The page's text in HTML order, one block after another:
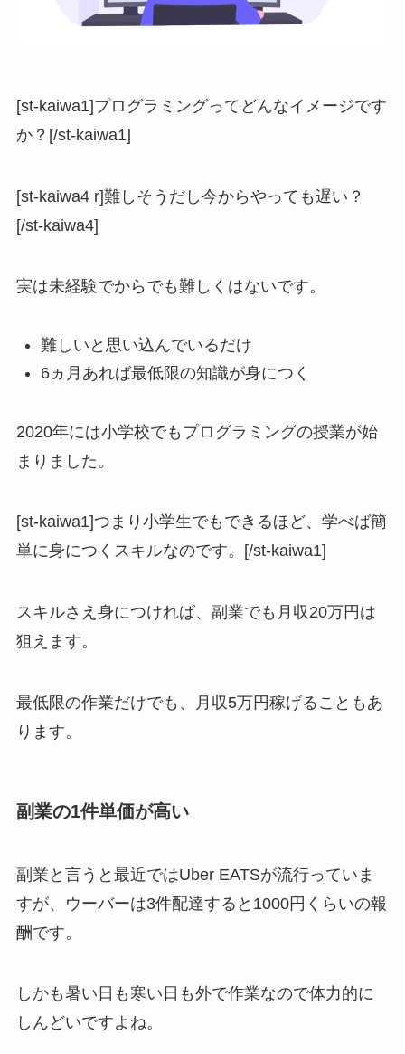
[st-kaiwa1]プログラミングってどんなイメージです
か？[/st-kaiwa1]
[st-kaiwa4 r]難しそうだし今からやっても遅い？
[/st-kaiwa4]
実は未経験でからでも難しくはないです。
難しいと思い込んでいるだけ
6ヵ月あれば最低限の知識が身につく
2020年には小学校でもプログラミングの授業が始
まりました。
[st-kaiwa1]つまり小学生でもできるほど、学べば簡
単に身につくスキルなのです。[/st-kaiwa1]
スキルさえ身につければ、副業でも月収20万円は
狙えます。
最低限の作業だけでも、月収5万円稼げることもあ
ります。
副業の1件単価が高い
副業と言うと最近ではUber EATSが流行っていま
すが、ウーバーは3件配達すると1000円くらいの報
酬です。
しかも暑い日も寒い日も外で作業なので体力的に
しんどいですよね。